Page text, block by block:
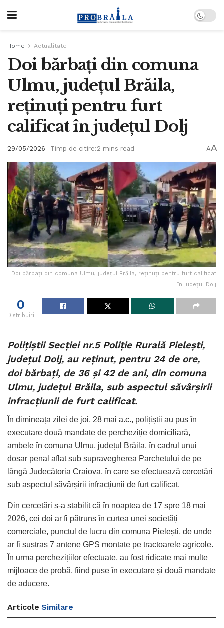
Home Actualitate
Doi bărbați din comuna
Ulmu, județul Brăila,
reținuți pentru furt
calificat în județul Dolj
29/05/2026 Timp de citire:2 mins read AA
Doi bărbați din comuna Ulmu, județul Brăila, reținuți pentru furt calificat
în județul Dolj
0
Distribuiri
Polițiștii Secției nr.5 Poliție Rurală Pielești,
județul Dolj, au reținut, pentru 24 de ore,
doi bărbați, de 36 și 42 de ani, din comuna
Ulmu, județul Brăila, sub aspectul săvârșirii
infracțiunii de furt calificat.
În dimineața zilei de joi, 28 mai a.c., polițiștii au pus în
executare două mandate de percheziție domiciliară,
ambele în comuna Ulmu, județul Brăila, în cadrul unui
dosar penal aflat sub supravegherea Parchetului de pe
lângă Judecătoria Craiova, în care se efectuează cercetări
sub aspectul săvârșirii infracțiunii de furt calificat.
Din cercetări s-a stabilit că în noaptea de 17 spre 18 mai
2026, cei doi ar fi pătruns în curtea unei societăți
comerciale, punctul de lucru din comuna Pielești, de unde
ar fi sustras 7 antene GPS montate pe tractoarele agricole.
În urma perchezițiilor efectuate, au fost ridicate mai multe
mijloace de probă, fiind puse în executare și două mandate
de aducere.
Articole Similare